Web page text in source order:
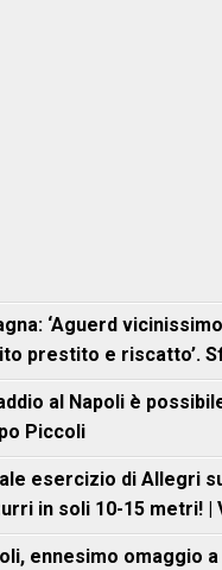
‘Aguerd
prestito e riscatto’.
al Napoli è
Piccoli
esercizio di Allegri
in soli 10-15 metri! |
ennesimo omaggio